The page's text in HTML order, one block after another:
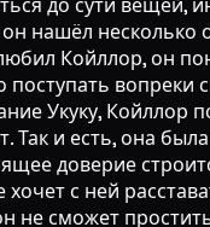
до сути
нашёл
Койллор, он
Укуку, Койллор
Так и есть, она
доверие
с ней
не сможет